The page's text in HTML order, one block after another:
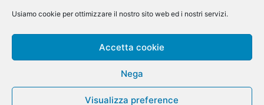
Usiamo cookie per ottimizzare il nostro sito web ed i nostri servizi.
Accetta cookie
Nega
Visualizza preference
Contatti:
info@arscommunication.it
@ArsCommunication 2023